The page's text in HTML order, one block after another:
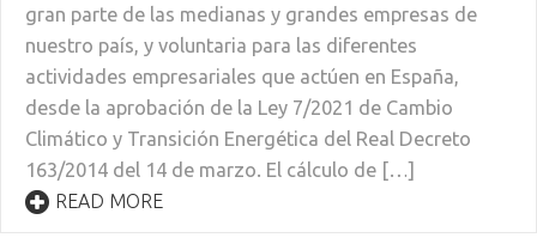
gran parte de las medianas y grandes empresas de
nuestro país, y voluntaria para las diferentes
actividades empresariales que actúen en España,
desde la aprobación de la Ley 7/2021 de Cambio
Climático y Transición Energética del Real Decreto
163/2014 del 14 de marzo. El cálculo de […]
READ MORE